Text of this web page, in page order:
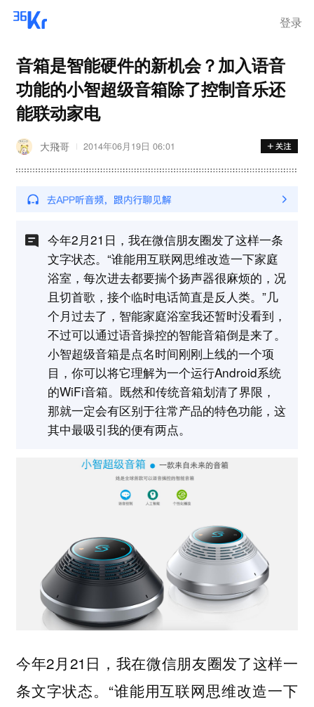
登录
音箱是智能硬件的新机会？加入语音
功能的小智超级音箱除了控制音乐还
能联动家电
大飛哥 2014年06月19日 06:01
今年2月21日，我在微信朋友圈发了这样一条
文字状态。“谁能用互联网思维改造一下家庭
浴室，每次进去都要揣个扬声器很麻烦的，况
且切首歌，接个临时电话简直是反人类。”几
个月过去了，智能家庭浴室我还暂时没看到，
不过可以通过语音操控的智能音箱倒是来了。
小智超级音箱是点名时间刚刚上线的一个项
目，你可以将它理解为一个运行Android系统
的WiFi音箱。既然和传统音箱划清了界限，
那就一定会有区别于往常产品的特色功能，这
其中最吸引我的便有两点。
今年2月21日，我在微信朋友圈发了这样一
条文字状态。“谁能用互联网思维改造一下